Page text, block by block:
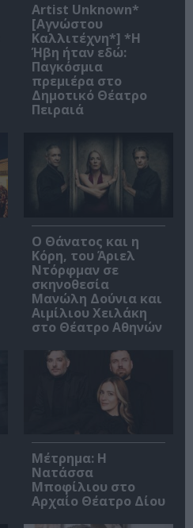
Artist Unknown*
[Αγνώστου
Καλλιτέχνη*] *Η
Ήβη ήταν εδώ:
Παγκόσμια
πρεμιέρα στο
Δημοτικό Θέατρο
Πειραιά
Ο Θάνατος και η
Κόρη, του Άριελ
Ντόρφμαν σε
σκηνοθεσία
Μανώλη Δούνια και
Αιμίλιου Χειλάκη
στο Θέατρο Αθηνών
Μέτρημα: Η
Νατάσσα
Μποφίλιου στο
Αρχαίο Θέατρο Δίου